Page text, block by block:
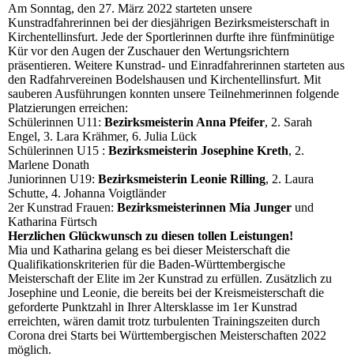
Am Sonntag, den 27. März 2022 starteten unsere
Kunstradfahrerinnen bei der diesjährigen Bezirksmeisterschaft in
Kirchentellinsfurt. Jede der Sportlerinnen durfte ihre fünfminütige
Kür vor den Augen der Zuschauer den Wertungsrichtern
präsentieren. Weitere Kunstrad- und Einradfahrerinnen starteten aus
den Radfahrvereinen Bodelshausen und Kirchentellinsfurt. Mit
sauberen Ausführungen konnten unsere Teilnehmerinnen folgende
Platzierungen erreichen:
Schülerinnen U11: Bezirksmeisterin Anna Pfeifer, 2. Sarah
Engel, 3. Lara Krähmer, 6. Julia Lück
Schülerinnen U15 : Bezirksmeisterin Josephine Kreth, 2.
Marlene Donath
Juniorinnen U19: Bezirksmeisterin Leonie Rilling, 2. Laura
Schutte, 4. Johanna Voigtländer
2er Kunstrad Frauen: Bezirksmeisterinnen Mia Junger und
Katharina Fürtsch
Herzlichen Glückwunsch zu diesen tollen Leistungen!
Mia und Katharina gelang es bei dieser Meisterschaft die
Qualifikationskriterien für die Baden-Württembergische
Meisterschaft der Elite im 2er Kunstrad zu erfüllen. Zusätzlich zu
Josephine und Leonie, die bereits bei der Kreismeisterschaft die
geforderte Punktzahl in Ihrer Altersklasse im 1er Kunstrad
erreichten, wären damit trotz turbulenten Trainingszeiten durch
Corona drei Starts bei Württembergischen Meisterschaften 2022
möglich.